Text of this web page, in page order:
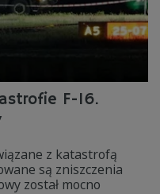
F-16.
z katastrofą
są zniszczenia
został mocno